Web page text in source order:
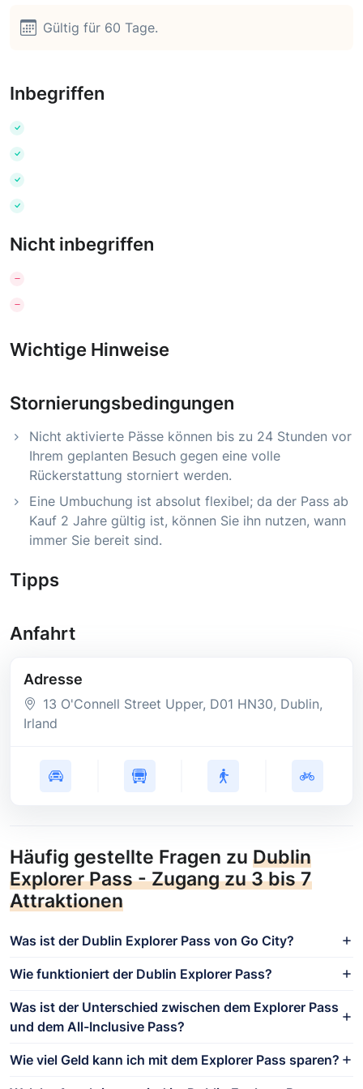
Gültig für 60 Tage.
Inbegriffen
Nicht inbegriffen
Wichtige Hinweise
Stornierungsbedingungen
Nicht aktivierte Pässe können bis zu 24 Stunden vor
Ihrem geplanten Besuch gegen eine volle
Rückerstattung storniert werden.
Eine Umbuchung ist absolut flexibel; da der Pass ab
Kauf 2 Jahre gültig ist, können Sie ihn nutzen, wann
immer Sie bereit sind.
Tipps
Anfahrt
Adresse
13 O'Connell Street Upper, D01 HN30, Dublin,
Irland
Häufig gestellte Fragen zu Dublin
Explorer Pass - Zugang zu 3 bis 7
Attraktionen
Was ist der Dublin Explorer Pass von Go City?
Wie funktioniert der Dublin Explorer Pass?
Was ist der Unterschied zwischen dem Explorer Pass
und dem All-Inclusive Pass?
Wie viel Geld kann ich mit dem Explorer Pass sparen?